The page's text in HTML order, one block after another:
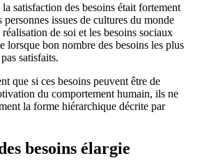
satisfaction des besoins était fortement
personnes issues de cultures du monde
de soi et les besoins sociaux
lorsque bon nombre des besoins les plus
satisfaits.
que si ces besoins peuvent être de
du comportement humain, ils ne
la forme hiérarchique décrite par
besoins élargie